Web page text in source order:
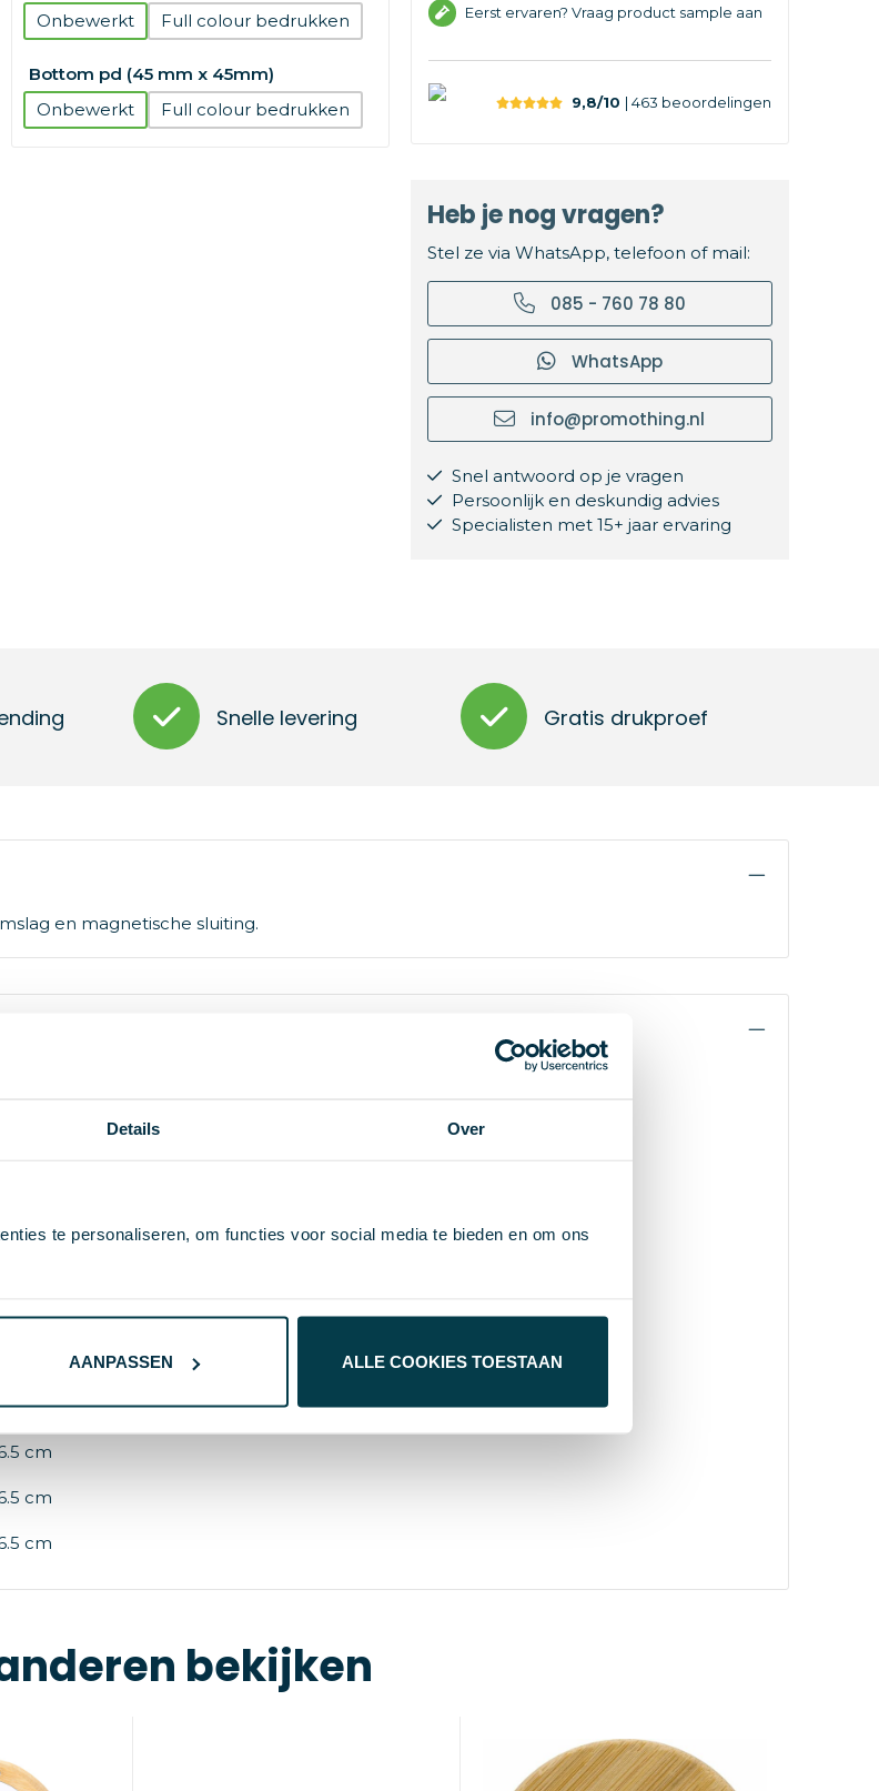
Details Over
te personaliseren, om functies voor social media te bieden en om ons
AANPASSEN ALLE COOKIES TOESTAAN
Onbewerkt
Full colour
Bottom pd (45 mm x 45mm)
Onbewerkt
Full colour
Eerst ervaren? Vraag product sample aan
9,8/10 | 463 beoordelingen
Heb je nog vragen?
Stel ze via WhatsApp, telefoon of mail:
085 - 760 78 80
WhatsApp
info@promothing.nl
Snel antwoord op je vragen
Persoonlijk en deskundig advies
Specialisten met 15+ jaar ervaring
Snelle levering Gratis drukproef
en magnetische sluiting.
cm
cm
cm
bekijken